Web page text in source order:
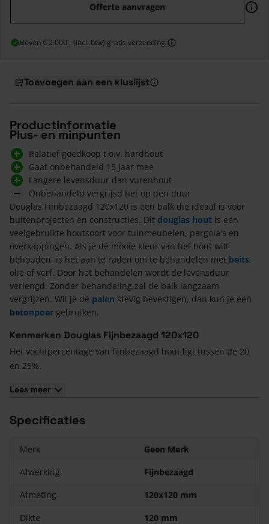
Offerte aanvragen
Boven € 2.000,- (incl. btw) gratis verzending!
Toevoegen aan een kluslijst
Productinformatie
Plus- en minpunten
Relatief goedkoop t.o.v. hardhout
Gaat onbehandeld 15 jaar mee
Langere levensduur dan vurenhout
Onbehandeld vergrijsd het op den duur
Douglas Fijnbezaagd 120x120 is een balk die ideaal is voor
buitenprojecten en constructies. Dit douglas hout is een
veelgebruikte houtsoort voor tuinmeubelen, pergola's en
overkappingen. Als je de mooie kleur van het hout wilt
behouden, is het aan te raden om te behandelen met beits,
olie of verf. Door het behandelen wordt de levensduur
verlengd. Zonder behandeling zal de balk langzaam
vergrijzen. Wil je de palen stevig bevestigen, dan kun je een
betonpoer gebruiken.
Kenmerken Douglas Fijnbezaagd 120x120
Het vochtpercentage van fijnbezaagd hout ligt tussen de 20
en 25%.
De levensduur bedraagt minimaal 10 tot 15 jaar.
Lees meer
Specificaties
Merk
Geen Merk
Afwerking
Fijnbezaagd
Afmeting
120x120 mm
Dikte
120 mm